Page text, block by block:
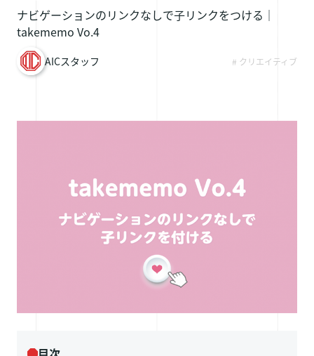
ナビゲーションのリンクなしで子リンクをつける｜
takememo Vo.4
AICスタッフ # クリエイティブ